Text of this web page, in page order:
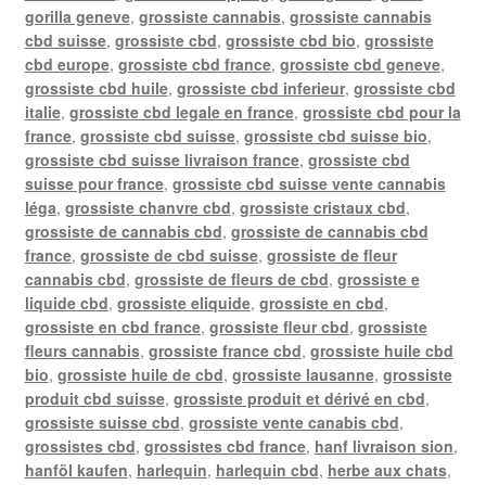
gorilla geneve, grossiste cannabis, grossiste cannabis
cbd suisse, grossiste cbd, grossiste cbd bio, grossiste
cbd europe, grossiste cbd france, grossiste cbd geneve,
grossiste cbd huile, grossiste cbd inferieur, grossiste cbd
italie, grossiste cbd legale en france, grossiste cbd pour la
france, grossiste cbd suisse, grossiste cbd suisse bio,
grossiste cbd suisse livraison france, grossiste cbd
suisse pour france, grossiste cbd suisse vente cannabis
léga, grossiste chanvre cbd, grossiste cristaux cbd,
grossiste de cannabis cbd, grossiste de cannabis cbd
france, grossiste de cbd suisse, grossiste de fleur
cannabis cbd, grossiste de fleurs de cbd, grossiste e
liquide cbd, grossiste eliquide, grossiste en cbd,
grossiste en cbd france, grossiste fleur cbd, grossiste
fleurs cannabis, grossiste france cbd, grossiste huile cbd
bio, grossiste huile de cbd, grossiste lausanne, grossiste
produit cbd suisse, grossiste produit et dérivé en cbd,
grossiste suisse cbd, grossiste vente canabis cbd,
grossistes cbd, grossistes cbd france, hanf livraison sion,
hanföl kaufen, harlequin, harlequin cbd, herbe aux chats,